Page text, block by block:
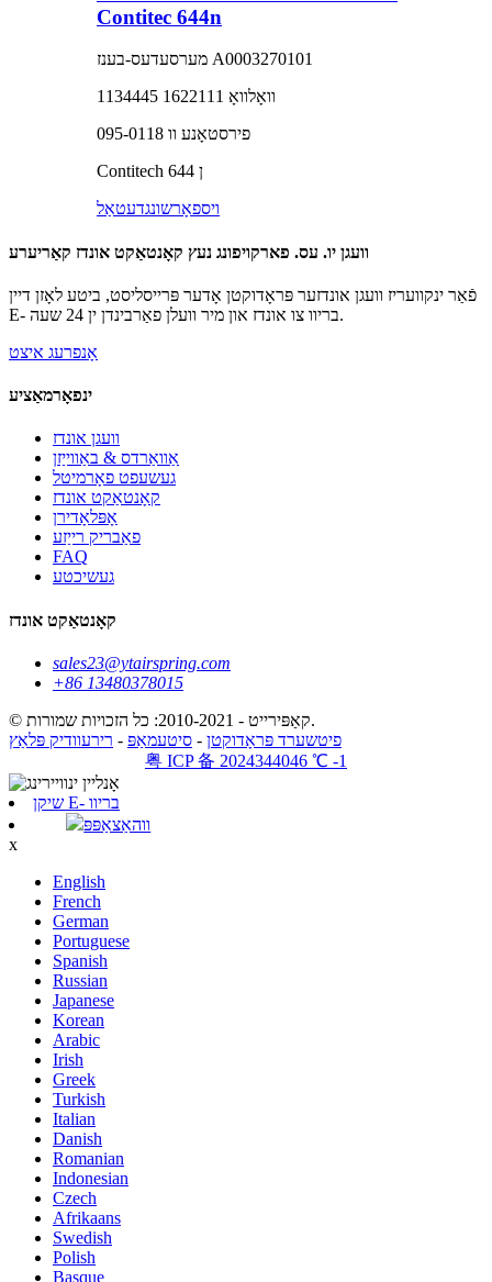
Contitec 644n
מערסעדעס-בענז A0003270101
וואָלוואָ 1622111 1134445
פירסטאָנע וו 095-0118
Contitech 644 ן
ויספאָרשונגדעטאַל
וועגן יו. עס. פארקויפונג נעץ קאָנטאַקט אונדז קאַריערע
פֿאַר ינקוועריז וועגן אונדזער פּראָדוקטן אָדער פּרייסליסט, ביטע לאָזן דיין
E- בריוו צו אונדז און מיר וועלן פאַרבינדן ין 24 שעה.
אָנפרעג איצט
ינפאָרמאַציע
וועגן אונדז
אַוואַרדס & באַווייַזן
געשעפט פאָרמיטל
קאָנטאַקט אונדז
אָפּלאָדירן
פאַבריק רייַזע
FAQ
געשיכטע
קאָנטאַקט אונדז
sales23@ytairspring.com
+86 13480378015
© קאַפּירייט - 2010-2021: כל הזכויות שמורות.
פיטשערד פּראָדוקטן - סיטעמאַפּ - רירעוודיק פּלאַץ
粤 ICP 备 2024344046 ℃ -1
שיקן E- בריוו
ווהאַצאַפּפּ
x
English
French
German
Portuguese
Spanish
Russian
Japanese
Korean
Arabic
Irish
Greek
Turkish
Italian
Danish
Romanian
Indonesian
Czech
Afrikaans
Swedish
Polish
Basque